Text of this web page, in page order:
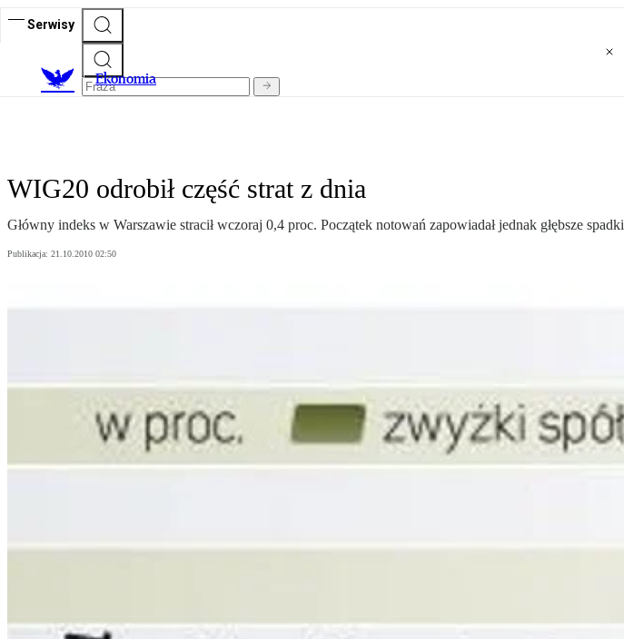
Serwisy
Ekonomia
WIG20 odrobił część strat z dnia
Główny indeks w Warszawie stracił wczoraj 0,4 proc. Początek notowań zapowiadał jednak głębsze spadki
Publikacja: 21.10.2010 02:50